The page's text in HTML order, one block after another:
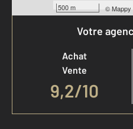
500 m ©Mappy
Votre
Achat
Vente
9,2/10